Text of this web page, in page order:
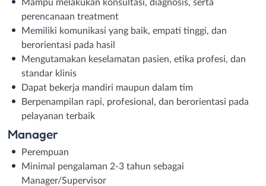
Mampu melakukan konsultasi, diagnosis, serta
perencanaan treatment
Memiliki komunikasi yang baik, empati tinggi, dan
berorientasi pada hasil
Mengutamakan keselamatan pasien, etika profesi, dan
standar klinis
Dapat bekerja mandiri maupun dalam tim
Berpenampilan rapi, profesional, dan berorientasi pada
pelayanan terbaik
Manager
Perempuan
Minimal pengalaman 2-3 tahun sebagai
Manager/Supervisor